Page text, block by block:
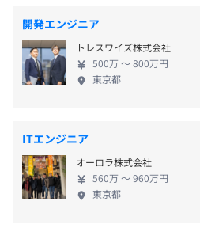
が魅力となっています。
内訳_PG20名、SE20名、PM10名
決算賞与
社会保険完備（健康保険・厚生
開発エンジニア
トレスワイズ株式会社
500万 〜 800万円
東京都
ITエンジニア
オーロラ株式会社
560万 〜 960万円
東京都